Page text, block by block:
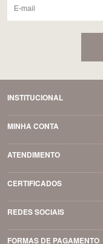
INSTITUCIONAL
MINHA CONTA
ATENDIMENTO
CERTIFICADOS
REDES SOCIAIS
FORMAS DE PAGAMENTO